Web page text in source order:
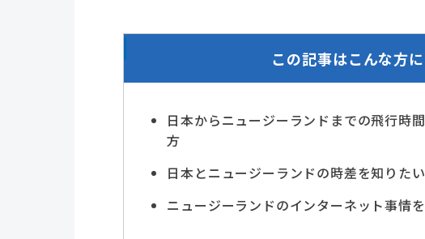
この記事はこんな方
日本からニュージーランドまでの飛行時
方
日本とニュージーランドの時差を知りた
ニュージーランドのインターネット事情